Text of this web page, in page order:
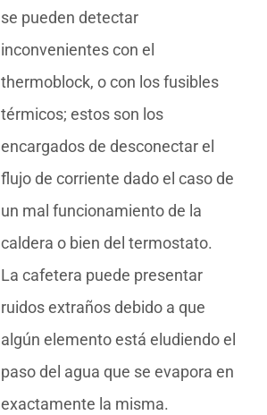
se pueden detectar
inconvenientes con el
thermoblock, o con los fusibles
térmicos; estos son los
encargados de desconectar el
flujo de corriente dado el caso de
un mal funcionamiento de la
caldera o bien del termostato.
La cafetera puede presentar
ruidos extraños debido a que
algún elemento está eludiendo el
paso del agua que se evapora en
exactamente la misma.